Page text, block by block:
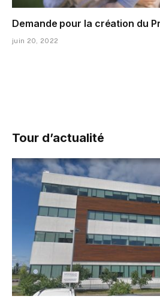
Demande pour la création du
juin 20, 2022
Tour d’actualité